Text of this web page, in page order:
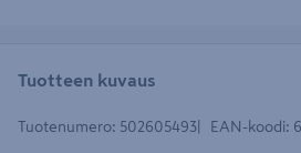
Tuotteen kuvaus
Tuotenumero: 502605493 EAN-koodi: